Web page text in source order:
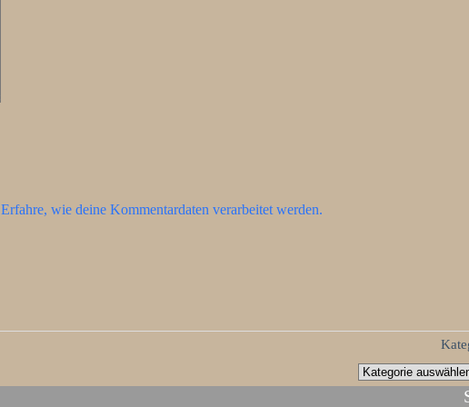
Erfahre, wie deine Kommentardaten verarbeitet werden.